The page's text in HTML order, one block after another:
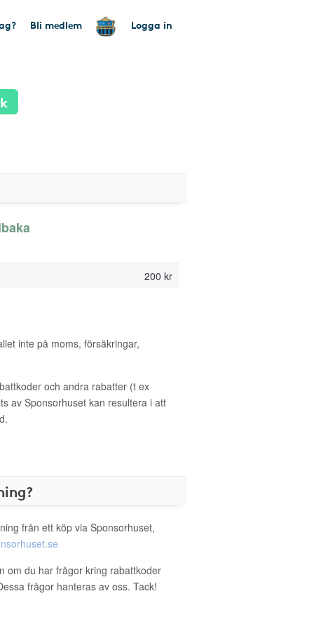
Bli medlem Logga in
200 kr
inte på moms, försäkringar,
och andra rabatter (t ex
av Sponsorhuset kan resultera i att
från ett köp via Sponsorhuset,
om du har frågor kring rabattkoder
frågor hanteras av oss. Tack!